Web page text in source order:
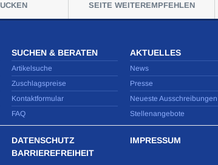
SEITE WEITEREMPFEHLEN
SUCHEN & BERATEN
Artikelsuche
Zuschlagspreise
Kontaktformular
FAQ
AKTUELLES
News
Presse
Neueste Ausschreibungen
Stellenangebote
DATENSCHUTZ
BARRIEREFREIHEIT
IMPRESSUM